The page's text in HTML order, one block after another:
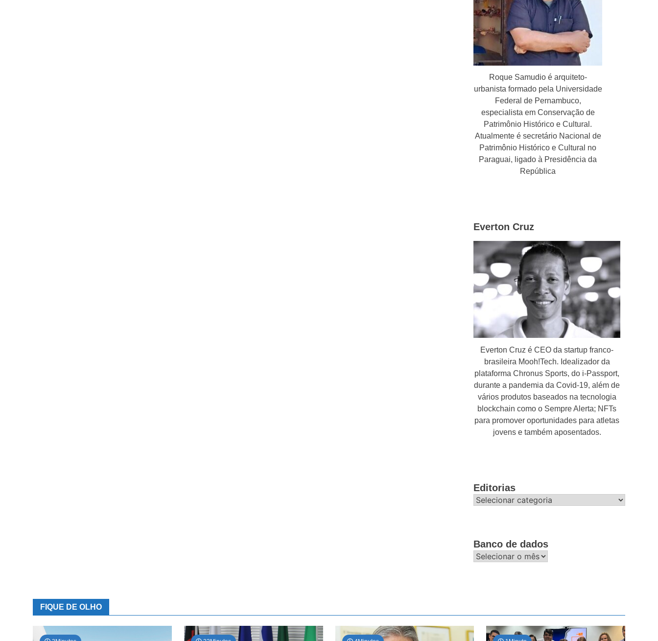
Roque Samudio é arquiteto-
urbanista formado pela Universidade
Federal de Pernambuco,
especialista em Conservação de
Patrimônio Histórico e Cultural.
Atualmente é secretário Nacional de
Patrimônio Histórico e Cultural no
Paraguai, ligado à Presidência da
República
Everton Cruz
Everton Cruz é CEO da startup franco-
brasileira Mooh!Tech. Idealizador da
plataforma Chronus Sports, do i-Passport,
durante a pandemia da Covid-19, além de
vários produtos baseados na tecnologia
blockchain como o Sempre Alerta; NFTs
para promover oportunidades para atletas
jovens e também aposentados.
Editorias
Editorias
Banco de dados
Banco
FIQUE DE OLHO